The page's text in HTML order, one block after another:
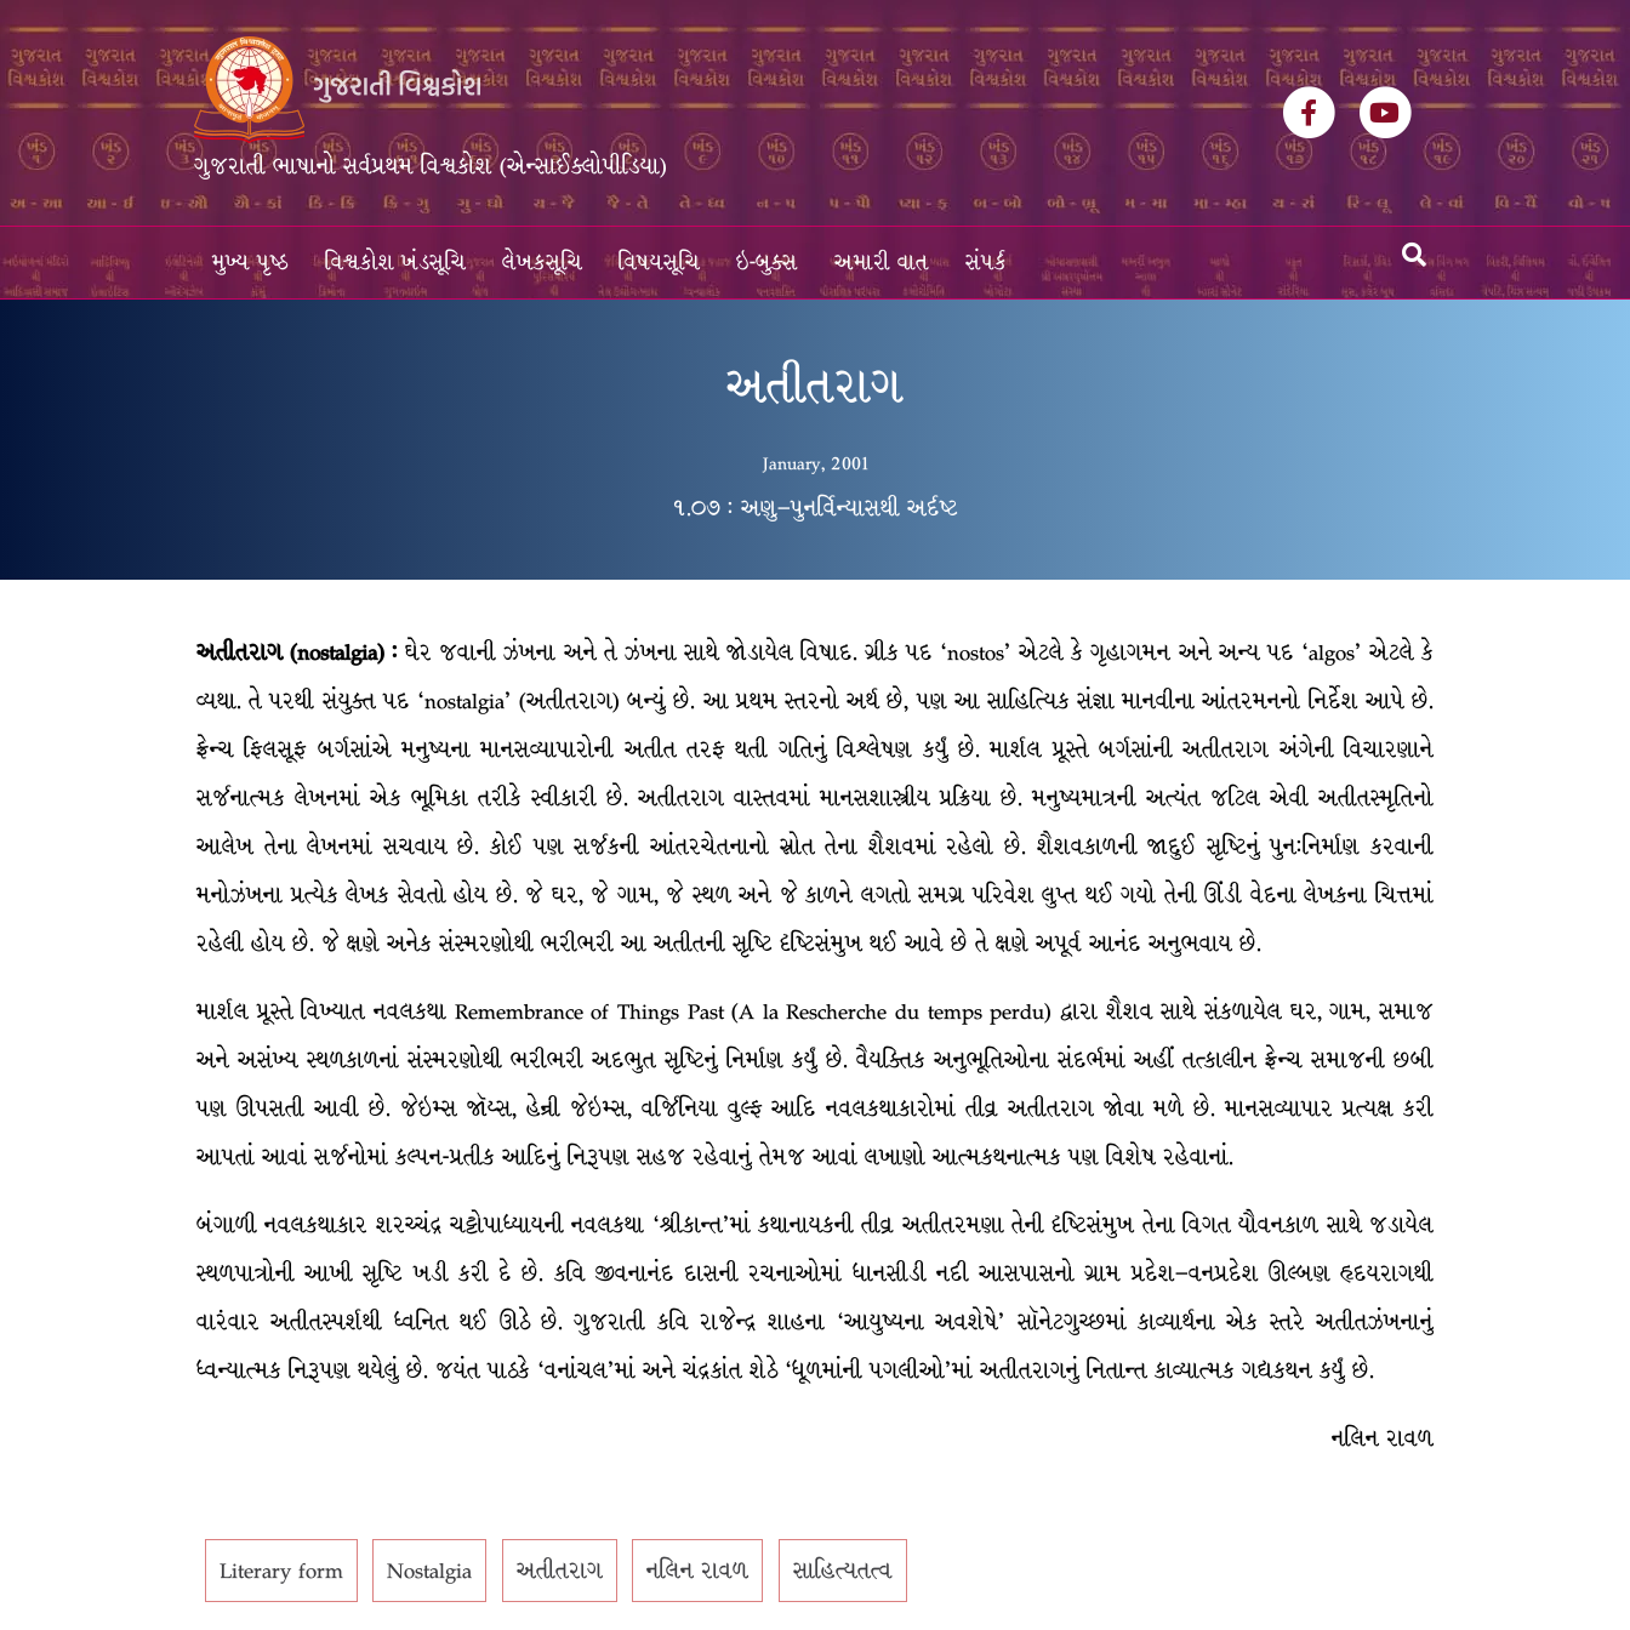
ગુજરાતી ભાષાનો સર્વપ્રથમ વિશ્વકોશ (એન્સાઈક્લોપીડિયા)
FacebookYoutube
મુખ્ય પૃષ્ઠ વિશ્વકોશ ખંડસૂચિ લેખકસૂચિ વિષયસૂચિ ઇ-બુક્સ અમારી વાત સંપર્ક
અતીતરાગ
January, 2001
૧.૦૭ : અણુ–પુનર્વિન્યાસથી અર્દષ્ટ
અતીતરાગ (nostalgia) : ઘેર જવાની ઝંખના અને તે ઝંખના સાથે જોડાયેલ વિષાદ. ગ્રીક પદ ‘nostos’ એટલે કે ગૃહાગમન અને અન્ય પદ ‘algos’ એટલે કે
વ્યથા. તે પરથી સંયુક્ત પદ ‘nostalgia’ (અતીતરાગ) બન્યું છે. આ પ્રથમ સ્તરનો અર્થ છે, પણ આ સાહિત્યિક સંજ્ઞા માનવીના આંતરમનનો નિર્દેશ આપે છે.
ફ્રેન્ચ ફિલસૂફ બર્ગસાંએ મનુષ્યના માનસવ્યાપારોની અતીત તરફ થતી ગતિનું વિશ્લેષણ કર્યું છે. માર્શલ પ્રૂસ્તે બર્ગસાંની અતીતરાગ અંગેની વિચારણાને
સર્જનાત્મક લેખનમાં એક ભૂમિકા તરીકે સ્વીકારી છે. અતીતરાગ વાસ્તવમાં માનસશાસ્ત્રીય પ્રક્રિયા છે. મનુષ્યમાત્રની અત્યંત જટિલ એવી અતીતસ્મૃતિનો
આલેખ તેના લેખનમાં સચવાય છે. કોઈ પણ સર્જકની આંતરચેતનાનો સ્રોત તેના શૈશવમાં રહેલો છે. શૈશવકાળની જાદુઈ સૃષ્ટિનું પુન:નિર્માણ કરવાની
મનોઝંખના પ્રત્યેક લેખક સેવતો હોય છે. જે ઘર, જે ગામ, જે સ્થળ અને જે કાળને લગતો સમગ્ર પરિવેશ લુપ્ત થઈ ગયો તેની ઊંડી વેદના લેખકના ચિત્તમાં
રહેલી હોય છે. જે ક્ષણે અનેક સંસ્મરણોથી ભરીભરી આ અતીતની સૃષ્ટિ દૃષ્ટિસંમુખ થઈ આવે છે તે ક્ષણે અપૂર્વ આનંદ અનુભવાય છે.
માર્શલ પ્રૂસ્તે વિખ્યાત નવલકથા Remembrance of Things Past (A la Rescherche du temps perdu) દ્વારા શૈશવ સાથે સંકળાયેલ ઘર, ગામ, સમાજ
અને અસંખ્ય સ્થળકાળનાં સંસ્મરણોથી ભરીભરી અદભુત સૃષ્ટિનું નિર્માણ કર્યું છે. વૈયક્તિક અનુભૂતિઓના સંદર્ભમાં અહીં તત્કાલીન ફ્રેન્ચ સમાજની છબી
પણ ઊપસતી આવી છે. જેઇમ્સ જૉય્સ, હેન્રી જેઇમ્સ, વર્જિનિયા વુલ્ફ આદિ નવલકથાકારોમાં તીવ્ર અતીતરાગ જોવા મળે છે. માનસવ્યાપાર પ્રત્યક્ષ કરી
આપતાં આવાં સર્જનોમાં કલ્પન-પ્રતીક આદિનું નિરૂપણ સહજ રહેવાનું તેમજ આવાં લખાણો આત્મકથનાત્મક પણ વિશેષ રહેવાનાં.
બંગાળી નવલકથાકાર શરચ્ચંદ્ર ચટ્ટોપાધ્યાયની નવલકથા ‘શ્રીકાન્ત’માં કથાનાયકની તીવ્ર અતીતરમણા તેની દૃષ્ટિસંમુખ તેના વિગત યૌવનકાળ સાથે જડાયેલ
સ્થળપાત્રોની આખી સૃષ્ટિ ખડી કરી દે છે. કવિ જીવનાનંદ દાસની રચનાઓમાં ધાનસીડી નદી આસપાસનો ગ્રામ પ્રદેશ–વનપ્રદેશ ઊલ્બણ હૃદયરાગથી
વારંવાર અતીતસ્પર્શથી ધ્વનિત થઈ ઊઠે છે. ગુજરાતી કવિ રાજેન્દ્ર શાહના ‘આયુષ્યના અવશેષે’ સૉનેટગુચ્છમાં કાવ્યાર્થના એક સ્તરે અતીતઝંખનાનું
ધ્વન્યાત્મક નિરૂપણ થયેલું છે. જયંત પાઠકે ‘વનાંચલ’માં અને ચંદ્રકાંત શેઠે ‘ધૂળમાંની પગલીઓ’માં અતીતરાગનું નિતાન્ત કાવ્યાત્મક ગદ્યકથન કર્યું છે.
નલિન રાવળ
Literary form Nostalgia અતીતરાગ નલિન રાવળ સાહિત્યતત્વ